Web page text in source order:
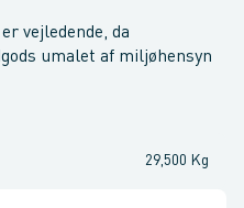
vejledende, da
umalet af miljøhensyn
29,500 Kg